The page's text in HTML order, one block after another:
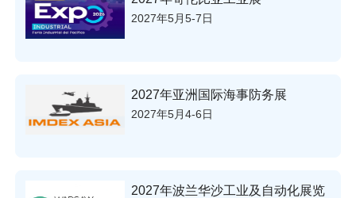
2027年5月5-7日
2027年亚洲国际海事防务展
2027年5月4-6日
2027年波兰华沙工业及自动化展览